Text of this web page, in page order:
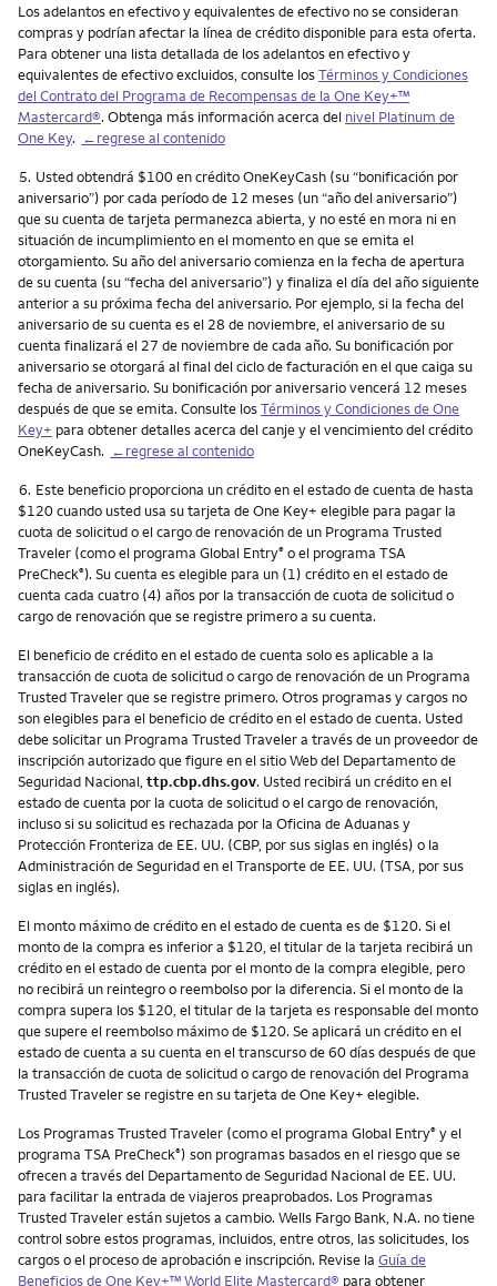
Los adelantos en efectivo y equivalentes de efectivo no se consideran
compras y podrían afectar la línea de crédito disponible para esta oferta.
Para obtener una lista detallada de los adelantos en efectivo y
equivalentes de efectivo excluidos, consulte losTérminos y Condiciones
del Contrato del Programa de Recompensas de la One Key+™
Mastercard®. Obtenga más información acerca del nivel Platinum de
One Key. ←regrese al contenido
Nota
5. Usted obtendrá $100 en crédito OneKeyCash (su “bonificación por
aniversario”) por cada período de 12 meses (un “año del aniversario”)
que su cuenta de tarjeta permanezca abierta, y no esté en mora ni en
situación de incumplimiento en el momento en que se emita el
otorgamiento. Su año del aniversario comienza en la fecha de apertura
de su cuenta (su “fecha del aniversario”) y finaliza el día del año siguiente
anterior a su próxima fecha del aniversario. Por ejemplo, si la fecha del
aniversario de su cuenta es el 28 de noviembre, el aniversario de su
cuenta finalizará el 27 de noviembre de cada año. Su bonificación por
aniversario se otorgará al final del ciclo de facturación en el que caiga su
fecha de aniversario. Su bonificación por aniversario vencerá 12 meses
después de que se emita. Consulte losTérminos y Condiciones de One
Key+ para obtener detalles acerca del canje y el vencimiento del crédito
OneKeyCash. ←regrese al contenido
Nota
6. Este beneficio proporciona un crédito en el estado de cuenta de hasta
$120 cuando usted usa su tarjeta de One Key+ elegible para pagar la
cuota de solicitud o el cargo de renovación de un Programa Trusted
Traveler (como el programa Global Entry® o el programa TSA
PreCheck®). Su cuenta es elegible para un (1) crédito en el estado de
cuenta cada cuatro (4) años por la transacción de cuota de solicitud o
cargo de renovación que se registre primero a su cuenta.
El beneficio de crédito en el estado de cuenta solo es aplicable a la
transacción de cuota de solicitud o cargo de renovación de un Programa
Trusted Traveler que se registre primero. Otros programas y cargos no
son elegibles para el beneficio de crédito en el estado de cuenta. Usted
debe solicitar un Programa Trusted Traveler a través de un proveedor de
inscripción autorizado que figure en el sitio Web del Departamento de
Seguridad Nacional, ttp.cbp.dhs.gov. Usted recibirá un crédito en el
estado de cuenta por la cuota de solicitud o el cargo de renovación,
incluso si su solicitud es rechazada por la Oficina de Aduanas y
Protección Fronteriza de EE. UU. (CBP, por sus siglas en inglés) o la
Administración de Seguridad en el Transporte de EE. UU. (TSA, por sus
siglas en inglés).
El monto máximo de crédito en el estado de cuenta es de $120. Si el
monto de la compra es inferior a $120, el titular de la tarjeta recibirá un
crédito en el estado de cuenta por el monto de la compra elegible, pero
no recibirá un reintegro o reembolso por la diferencia. Si el monto de la
compra supera los $120, el titular de la tarjeta es responsable del monto
que supere el reembolso máximo de $120. Se aplicará un crédito en el
estado de cuenta a su cuenta en el transcurso de 60 días después de que
la transacción de cuota de solicitud o cargo de renovación del Programa
Trusted Traveler se registre en su tarjeta de One Key+ elegible.
Los Programas Trusted Traveler (como el programa Global Entry® y el
programa TSA PreCheck®) son programas basados en el riesgo que se
ofrecen a través del Departamento de Seguridad Nacional de EE. UU.
para facilitar la entrada de viajeros preaprobados. Los Programas
Trusted Traveler están sujetos a cambio. Wells Fargo Bank, N.A. no tiene
control sobre estos programas, incluidos, entre otros, las solicitudes, los
cargos o el proceso de aprobación e inscripción. Revise la Guía de
Beneficios de One Key+™ World Elite Mastercard® para obtener